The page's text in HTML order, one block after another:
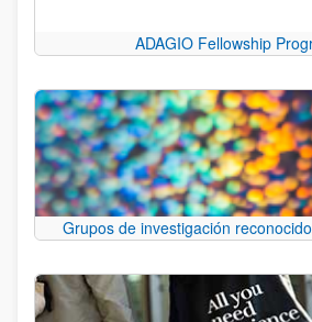
ADAGIO Fellowship
Grupos de investigación